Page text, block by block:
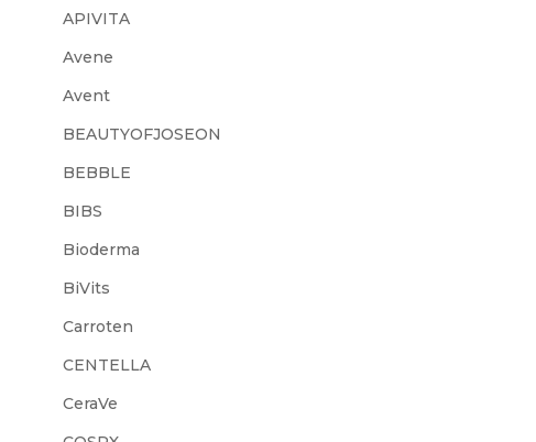
APIVITA
Avene
Avent
BEAUTYOFJOSEON
BEBBLE
BIBS
Bioderma
BiVits
Carroten
CENTELLA
CeraVe